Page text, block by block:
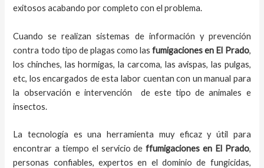
exitosos acabando por completo con el problema.
Cuando se realizan sistemas de información y prevención
contra todo tipo de plagas como lasfumigacionesen El Prado,
los chinches, las hormigas, la carcoma, las avispas, las pulgas,
etc, los encargados de esta labor cuentan con un manual para
la observación e intervención de este tipo de animales e
insectos.
La tecnología es una herramienta muy eficaz y útil para
encontrar a tiempo el servicio deffumigaciones en El Prado,
personas confiables, expertos en el dominio de fungicidas,